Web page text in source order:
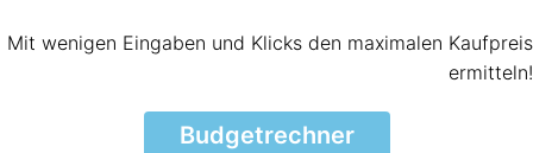
Mit wenigen Eingaben und Klicks den maximalen Kaufpreis
ermitteln!
Budgetrechner